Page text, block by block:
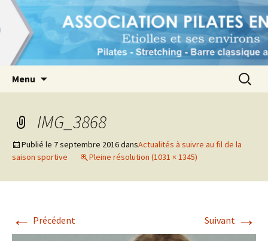
Association Pilates en Seine
1er pôle Pilates à Etiolles et ses environs
Menu
IMG_3868
Publié le 7 septembre 2016dansActualités à suivre au fil de la
saison sportive
Pleine résolution (1031 × 1345)
← Précédent Suivant →